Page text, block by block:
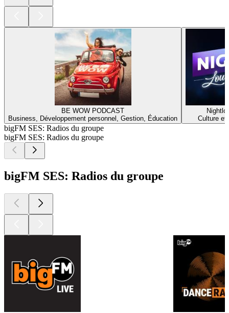
BE WOW PODCAST
Business, Développement personnel, Gestion, Éducation
Culture et
bigFM SES: Radios du groupe
bigFM SES: Radios du groupe
bigFM SES: Radios du groupe